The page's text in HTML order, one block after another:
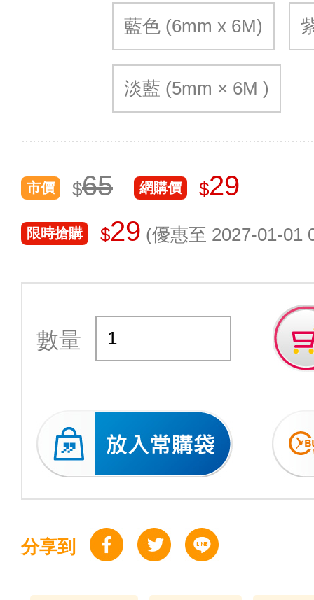
藍色 (6mm x 6M)
淡藍 (5mm × 6M )
市價 $65 網購價 $29
限時搶購 $29 (優惠至 2027-01-01
數量
分享到